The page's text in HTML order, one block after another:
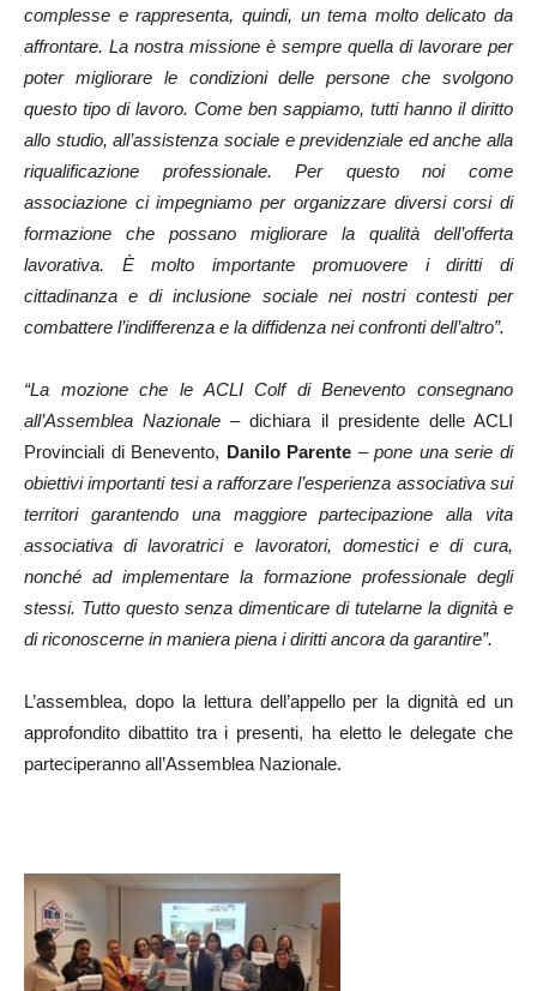
complesse e rappresenta, quindi, un tema molto delicato da
affrontare. La nostra missione è sempre quella di lavorare per
poter migliorare le condizioni delle persone che svolgono
questo tipo di lavoro. Come ben sappiamo, tutti hanno il diritto
allo studio, all’assistenza sociale e previdenziale ed anche alla
riqualificazione professionale. Per questo noi come
associazione ci impegniamo per organizzare diversi corsi di
formazione che possano migliorare la qualità dell’offerta
lavorativa. È molto importante promuovere i diritti di
cittadinanza e di inclusione sociale nei nostri contesti per
combattere l’indifferenza e la diffidenza nei confronti dell’altro”.
“La mozione che le ACLI Colf di Benevento consegnano
all’Assemblea Nazionale – dichiara il presidente delle ACLI
Provinciali di Benevento, Danilo Parente –pone una serie di
obiettivi importanti tesi a rafforzare l’esperienza associativa sui
territori garantendo una maggiore partecipazione alla vita
associativa di lavoratrici e lavoratori, domestici e di cura,
nonché ad implementare la formazione professionale degli
stessi. Tutto questo senza dimenticare di tutelarne la dignità e
di riconoscerne in maniera piena i diritti ancora da garantire”.
L’assemblea, dopo la lettura dell’appello per la dignità ed un
approfondito dibattito tra i presenti, ha eletto le delegate che
parteciperanno all’Assemblea Nazionale.